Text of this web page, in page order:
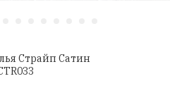
Страйп Сатин